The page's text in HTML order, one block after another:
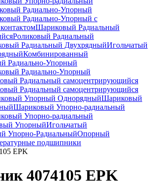
Радиально-Упорный
Радиально-Упорный с
Шариковый Радиальный
Роликовый Радиальный
Радиальный ДвухрядныйИгольчатый
Комбинированный
Радиально-Упорный
Радиально-Упорный
Радиальный самоцентрирующийся
Радиальный самоцентрирующийся
Упорный ОднорядныйШариковый
Шариковый Упорно-радиальный
Упорно-радиальный
УпорныйИгольчатый
Упорно-РадиальныйОпорный
подшипники
EPK
4074105 EPK